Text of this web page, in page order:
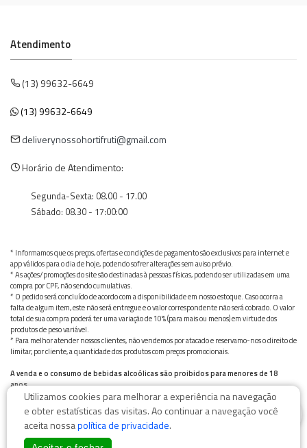
Atendimento
(13) 99632-6649
(13) 99632-6649
deliverynossohortifruti@gmail.com
Horário de Atendimento:
Segunda-Sexta: 08.00 - 17.00
Sábado: 08.30 - 17:00:00
* Informamos que os preços, ofertas e condições de pagamento são exclusivos para internet e
app válidos para o dia de hoje, podendo sofrer alterações sem aviso prévio.
* As ações/promoções do site são destinadas à pessoas físicas, podendo ser utilizadas em uma
compra por CPF, não sendo cumulativas.
* O pedido será concluído de acordo com a disponibilidade em nosso estoque. Caso ocorra a
falta de algum item, este não será entregue e o valor correspondente não será cobrado. O valor
total de sua compra poderá ter uma variação de 10% (para mais ou menos) em virtude dos
produtos de peso variável.
* Para melhor atender nossos clientes, não vendemos por atacado e reservamo-nos o direito de
limitar, por cliente, a quantidade dos produtos com preços promocionais.
A venda e o consumo de bebidas alcoólicas são proibidos para menores de 18
anos.
Bebida alcoólica pode causar dependência química e, em excesso, provoca graves males à saúde.
Beba com moderação
Utilizamos cookies para melhorar a experiência na navegação
e obter estatísticas das visitas. Ao continuar a navegação você
aceita nossapolítica de privacidade.